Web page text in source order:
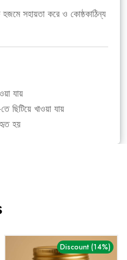
সহায়তা করে ও কোষ্ঠকাঠিন্য
যায়
ছিটিয়ে খাওয়া যায়
হয়
Discount (14%)